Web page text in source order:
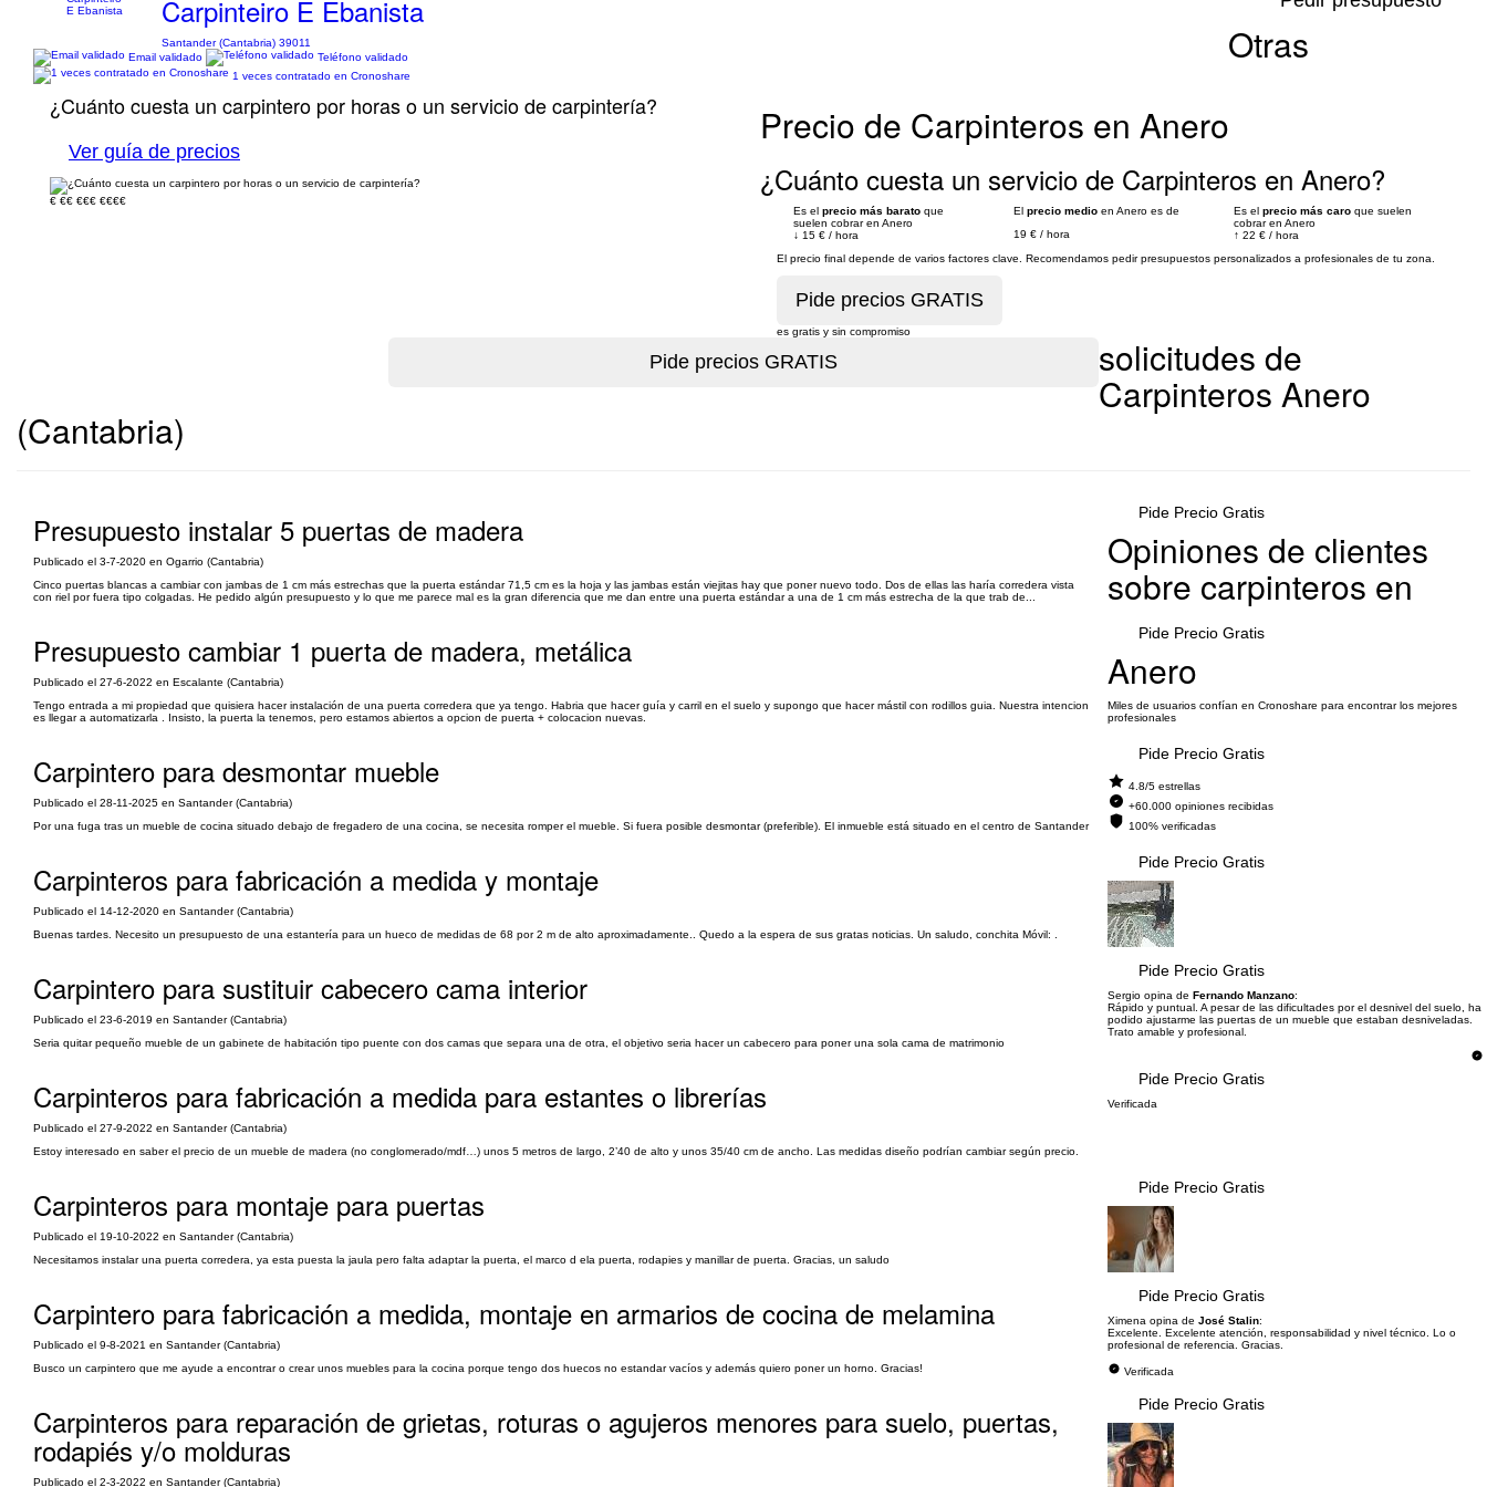
Carpinteiro E Ebanista
Santander (Cantabria) 39011
Email validado
Teléfono validado
1 veces contratado en Cronoshare
¿Cuánto cuesta un carpintero por horas o un servicio de carpintería?
Ver guía de precios
€ €€ €€€ €€€€
Precio de Carpinteros en Anero
¿Cuánto cuesta un servicio de Carpinteros en Anero?
Es el precio más barato que
suelen cobrar en Anero
↓ 15 € / hora
El precio medio en Anero es de
19 € / hora
Es el precio más caro que suelen
cobrar en Anero
↑ 22 € / hora
El precio final depende de varios factores clave. Recomendamos pedir presupuestos personalizados a profesionales de tu zona.
es gratis y sin compromiso
Otras
solicitudes de
Carpinteros Anero
(Cantabria)
Presupuesto instalar 5 puertas de madera
Publicado el 3-7-2020 en Ogarrio (Cantabria)
Cinco puertas blancas a cambiar con jambas de 1 cm más estrechas que la puerta estándar 71,5 cm es la hoja y las jambas están viejitas hay que poner nuevo todo. Dos de ellas las haría corredera vista
con riel por fuera tipo colgadas. He pedido algún presupuesto y lo que me parece mal es la gran diferencia que me dan entre una puerta estándar a una de 1 cm más estrecha de la que trab de...
Pide Precio Gratis
Presupuesto cambiar 1 puerta de madera, metálica
Publicado el 27-6-2022 en Escalante (Cantabria)
Tengo entrada a mi propiedad que quisiera hacer instalación de una puerta corredera que ya tengo. Habria que hacer guía y carril en el suelo y supongo que hacer mástil con rodillos guia. Nuestra intencion
es llegar a automatizarla . Insisto, la puerta la tenemos, pero estamos abiertos a opcion de puerta + colocacion nuevas.
Pide Precio Gratis
Carpintero para desmontar mueble
Publicado el 28-11-2025 en Santander (Cantabria)
Por una fuga tras un mueble de cocina situado debajo de fregadero de una cocina, se necesita romper el mueble. Si fuera posible desmontar (preferible). El inmueble está situado en el centro de Santander
Pide Precio Gratis
Carpinteros para fabricación a medida y montaje
Publicado el 14-12-2020 en Santander (Cantabria)
Buenas tardes. Necesito un presupuesto de una estantería para un hueco de medidas de 68 por 2 m de alto aproximadamente.. Quedo a la espera de sus gratas noticias. Un saludo, conchita Móvil: .
Pide Precio Gratis
Carpintero para sustituir cabecero cama interior
Publicado el 23-6-2019 en Santander (Cantabria)
Seria quitar pequeño mueble de un gabinete de habitación tipo puente con dos camas que separa una de otra, el objetivo seria hacer un cabecero para poner una sola cama de matrimonio
Pide Precio Gratis
Carpinteros para fabricación a medida para estantes o librerías
Publicado el 27-9-2022 en Santander (Cantabria)
Estoy interesado en saber el precio de un mueble de madera (no conglomerado/mdf…) unos 5 metros de largo, 2’40 de alto y unos 35/40 cm de ancho. Las medidas diseño podrían cambiar según precio.
Pide Precio Gratis
Carpinteros para montaje para puertas
Publicado el 19-10-2022 en Santander (Cantabria)
Necesitamos instalar una puerta corredera, ya esta puesta la jaula pero falta adaptar la puerta, el marco d ela puerta, rodapies y manillar de puerta. Gracias, un saludo
Pide Precio Gratis
Carpintero para fabricación a medida, montaje en armarios de cocina de melamina
Publicado el 9-8-2021 en Santander (Cantabria)
Busco un carpintero que me ayude a encontrar o crear unos muebles para la cocina porque tengo dos huecos no estandar vacíos y además quiero poner un horno. Gracias!
Pide Precio Gratis
Carpinteros para reparación de grietas, roturas o agujeros menores para suelo, puertas,
rodapiés y/o molduras
Publicado el 2-3-2022 en Santander (Cantabria)
Pide Precio Gratis
Opiniones de clientes
sobre carpinteros en
Anero
Miles de usuarios confían en Cronoshare para encontrar los mejores
profesionales
4.8/5 estrellas
+60.000 opiniones recibidas
100% verificadas
Sergio opina de Fernando Manzano:
Rápido y puntual. A pesar de las dificultades por el desnivel del suelo, ha
podido ajustarme las puertas de un mueble que estaban desniveladas.
Trato amable y profesional.
Verificada
Ximena opina de José Stalin:
Excelente. Excelente atención, responsabilidad y nivel técnico. Lo o
profesional de referencia. Gracias.
Verificada